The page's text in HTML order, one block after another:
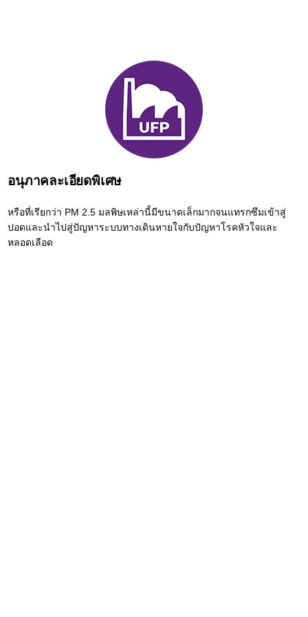
อนุภาคละเอียดพิเศษ
หรือที่เรียกว่า PM 2.5 มลพิษเหล่านี้มีขนาดเล็กมากจนแทรกซึมเข้าสู่
ปอดและนำไปสู่ปัญหาระบบทางเดินหายใจกับปัญหาโรคหัวใจและ
หลอดเลือด